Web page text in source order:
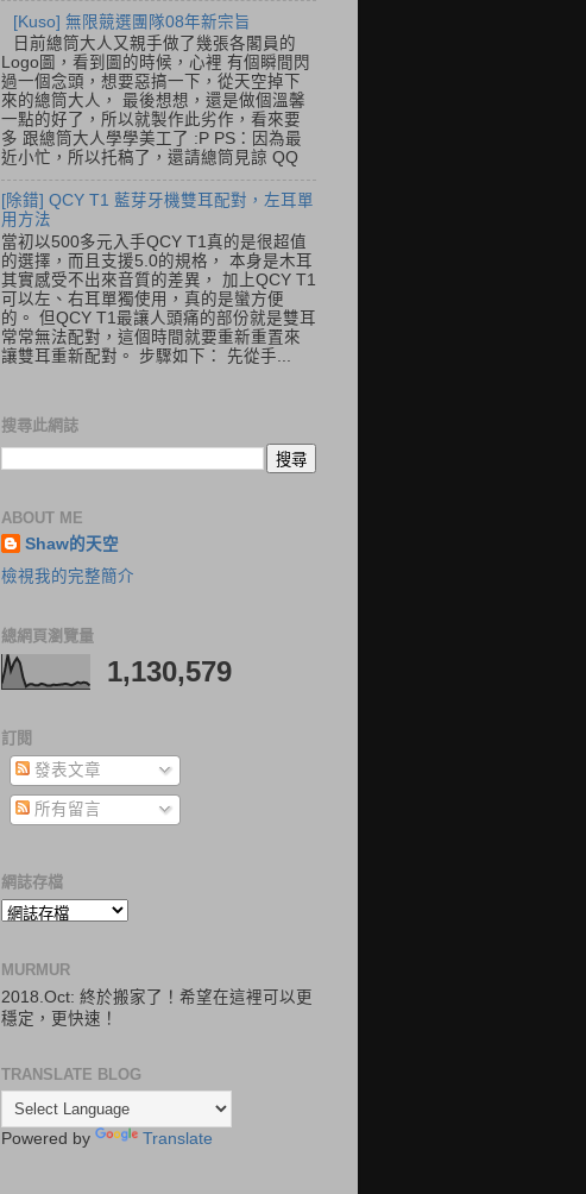
[Kuso] 無限競選團隊08年新宗旨
日前總筒大人又親手做了幾張各閣員的
Logo圖，看到圖的時候，心裡 有個瞬間閃
過一個念頭，想要惡搞一下，從天空掉下
來的總筒大人， 最後想想，還是做個溫馨
一點的好了，所以就製作此劣作，看來要
多 跟總筒大人學學美工了 :P PS：因為最
近小忙，所以托稿了，還請總筒見諒 QQ
[除錯] QCY T1 藍芽牙機雙耳配對，左耳單
用方法
當初以500多元入手QCY T1真的是很超值
的選擇，而且支援5.0的規格， 本身是木耳
其實感受不出來音質的差異， 加上QCY T1
可以左、右耳單獨使用，真的是蠻方便
的。 但QCY T1最讓人頭痛的部份就是雙耳
常常無法配對，這個時間就要重新重置來
讓雙耳重新配對。 步驟如下： 先從手...
搜尋此網誌
ABOUT ME
Shaw的天空
檢視我的完整簡介
總網頁瀏覽量
1,130,579
訂閱
發表文章
所有留言
網誌存檔
MURMUR
2018.Oct: 終於搬家了！希望在這裡可以更
穩定，更快速！
TRANSLATE BLOG
Powered by Translate